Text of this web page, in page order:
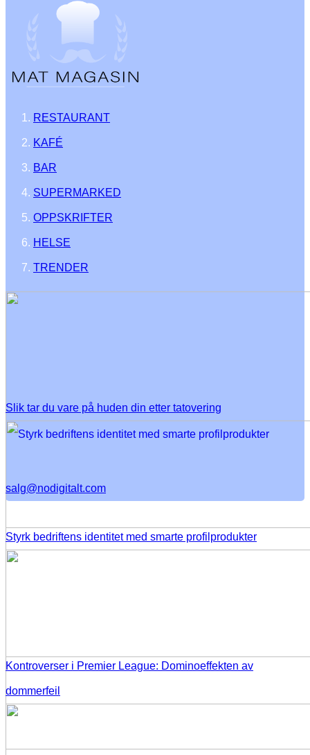
RESTAURANT
KAFÉ
BAR
SUPERMARKED
OPPSKRIFTER
HELSE
TRENDER
Slik tar du vare på huden din etter tatovering
Styrk bedriftens identitet med smarte profilprodukter
Kontroverser i Premier League: Dominoeffekten av
dommerfeil
salg@nodigitalt.com